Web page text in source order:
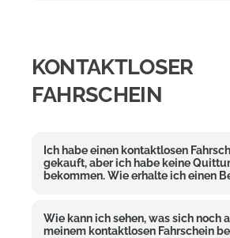
KONTAKTLOSER
FAHRSCHEIN
Ich habe einen kontaktlosen
gekauft, aber ich habe keine
bekommen. Wie erhalte ich einen
Wie kann ich sehen, was sich noch
meinem kontaktlosen Fahrschein